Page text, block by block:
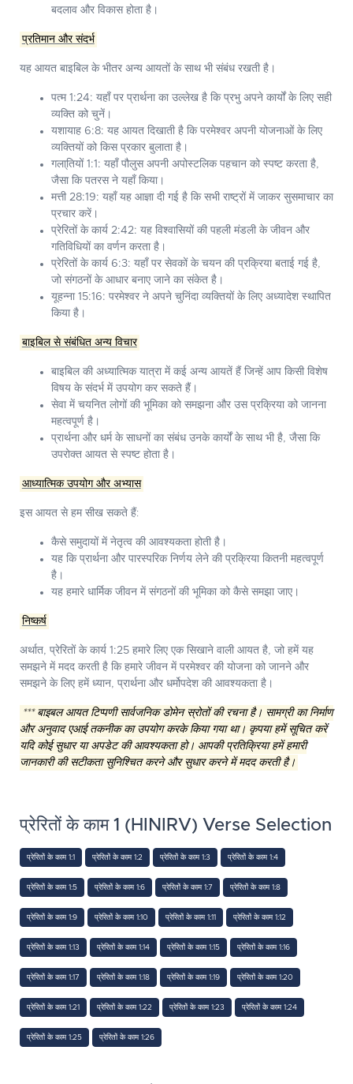
बदलाव और विकास होता है।
प्रतिमान और संदर्भ
यह आयत बाइबिल के भीतर अन्य आयतों के साथ भी संबंध रखती है।
पत्म 1:24: यहाँ पर प्रार्थना का उल्लेख है कि प्रभु अपने कार्यों के लिए सही
व्यक्ति को चुनें।
यशायाह 6:8: यह आयत दिखाती है कि परमेश्वर अपनी योजनाओं के लिए
व्यक्तियों को किस प्रकार बुलाता है।
गला्तियों 1:1: यहाँ पौलुस अपनी अपोस्टलिक पहचान को स्पष्ट करता है,
जैसा कि पतरस ने यहाँ किया।
मत्ती 28:19: यहाँ यह आज्ञा दी गई है कि सभी राष्ट्रों में जाकर सुसमाचार का
प्रचार करें।
प्रेरितों के कार्य 2:42: यह विश्वासियों की पहली मंडली के जीवन और
गतिविधियों का वर्णन करता है।
प्रेरितों के कार्य 6:3: यहाँ पर सेवकों के चयन की प्रक्रिया बताई गई है,
जो संगठनों के आधार बनाए जाने का संकेत है।
यूहन्ना 15:16: परमेश्वर ने अपने चुनिंदा व्यक्तियों के लिए अध्यादेश स्थापित
किया है।
बाइबिल से संबंधित अन्य विचार
बाइबिल की अध्यात्मिक यात्रा में कई अन्य आयतें हैं जिन्हें आप किसी विशेष
विषय के संदर्भ में उपयोग कर सकते हैं।
सेवा में चयनित लोगों की भूमिका को समझना और उस प्रक्रिया को जानना
महत्वपूर्ण है।
प्रार्थना और धर्म के साधनों का संबंध उनके कार्यों के साथ भी है, जैसा कि
उपरोक्त आयत से स्पष्ट होता है।
आध्यात्मिक उपयोग और अभ्यास
इस आयत से हम सीख सकते हैं:
कैसे समुदायों में नेतृत्व की आवश्यकता होती है।
यह कि प्रार्थना और पारस्परिक निर्णय लेने की प्रक्रिया कितनी महत्वपूर्ण
है।
यह हमारे धार्मिक जीवन में संगठनों की भूमिका को कैसे समझा जाए।
निष्कर्ष
अर्थात, प्रेरितों के कार्य 1:25 हमारे लिए एक सिखाने वाली आयत है, जो हमें यह
समझने में मदद करती है कि हमारे जीवन में परमेश्वर की योजना को जानने और
समझने के लिए हमें ध्यान, प्रार्थना और धर्मोपदेश की आवश्यकता है।
*** बाइबल आयत टिप्पणी सार्वजनिक डोमेन स्रोतों की रचना है। सामग्री का निर्माण
और अनुवाद एआई तकनीक का उपयोग करके किया गया था। कृपया हमें सूचित करें
यदि कोई सुधार या अपडेट की आवश्यकता हो। आपकी प्रतिक्रिया हमें हमारी
जानकारी की सटीकता सुनिश्चित करने और सुधार करने में मदद करती है।
प्रेरितों के काम 1 (HINIRV) Verse Selection
प्रेरितों के काम 1:1 प्रेरितों के काम 1:2 प्रेरितों के काम 1:3 प्रेरितों के काम 1:4
प्रेरितों के काम 1:5 प्रेरितों के काम 1:6 प्रेरितों के काम 1:7 प्रेरितों के काम 1:8
प्रेरितों के काम 1:9 प्रेरितों के काम 1:10 प्रेरितों के काम 1:11 प्रेरितों के काम 1:12
प्रेरितों के काम 1:13 प्रेरितों के काम 1:14 प्रेरितों के काम 1:15 प्रेरितों के काम 1:16
प्रेरितों के काम 1:17 प्रेरितों के काम 1:18 प्रेरितों के काम 1:19 प्रेरितों के काम 1:20
प्रेरितों के काम 1:21 प्रेरितों के काम 1:22 प्रेरितों के काम 1:23 प्रेरितों के काम 1:24
प्रेरितों के काम 1:25 प्रेरितों के काम 1:26